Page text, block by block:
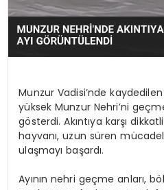
Munzur Vadisi’nde
yüksek Munzur Nehri’ni
gösterdi. Akıntıya karşı
hayvanı, uzun süren
ulaşmayı başardı.
Ayının nehri geçme anları,